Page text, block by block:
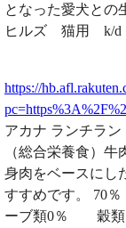
となった愛犬との
ヒルズ 猫用 k/d
https://
アカナ ランチラン
（総合栄養食）
身肉をベースにし
すすめです。 70
ーブ類0％ 穀類